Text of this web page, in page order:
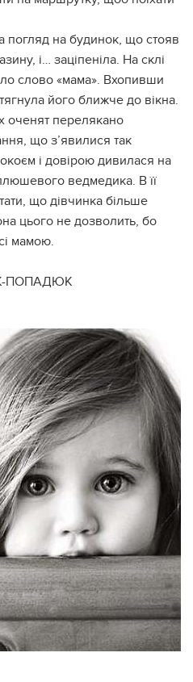
погляд на будинок, що стояв
і… заціпеніла. На склі
слово «мама». Вхопивши
його ближче до вікна.
оченят перелякано
що з’явилися так
і довірою дивилася на
ведмедика. В її
що дівчинка більше
цього не дозволить, бо
мамою.
ПОПАДЮК